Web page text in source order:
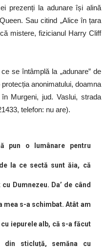
prezenți la adunare își alină
Sau citind „Alice în țara
mistere, fizicianul Harry Cliff
se întâmplă la „adunare” de
anonimatului, doamna
Murgeni, jud. Vaslui, strada
telefon: nu are).
pun o lumânare pentru
la ce sectă sunt ăia, că
Dumnezeu. Da’ de când
mea s-a schimbat. Atât am
iepurele alb, că s-a făcut
sticluță, semăna cu